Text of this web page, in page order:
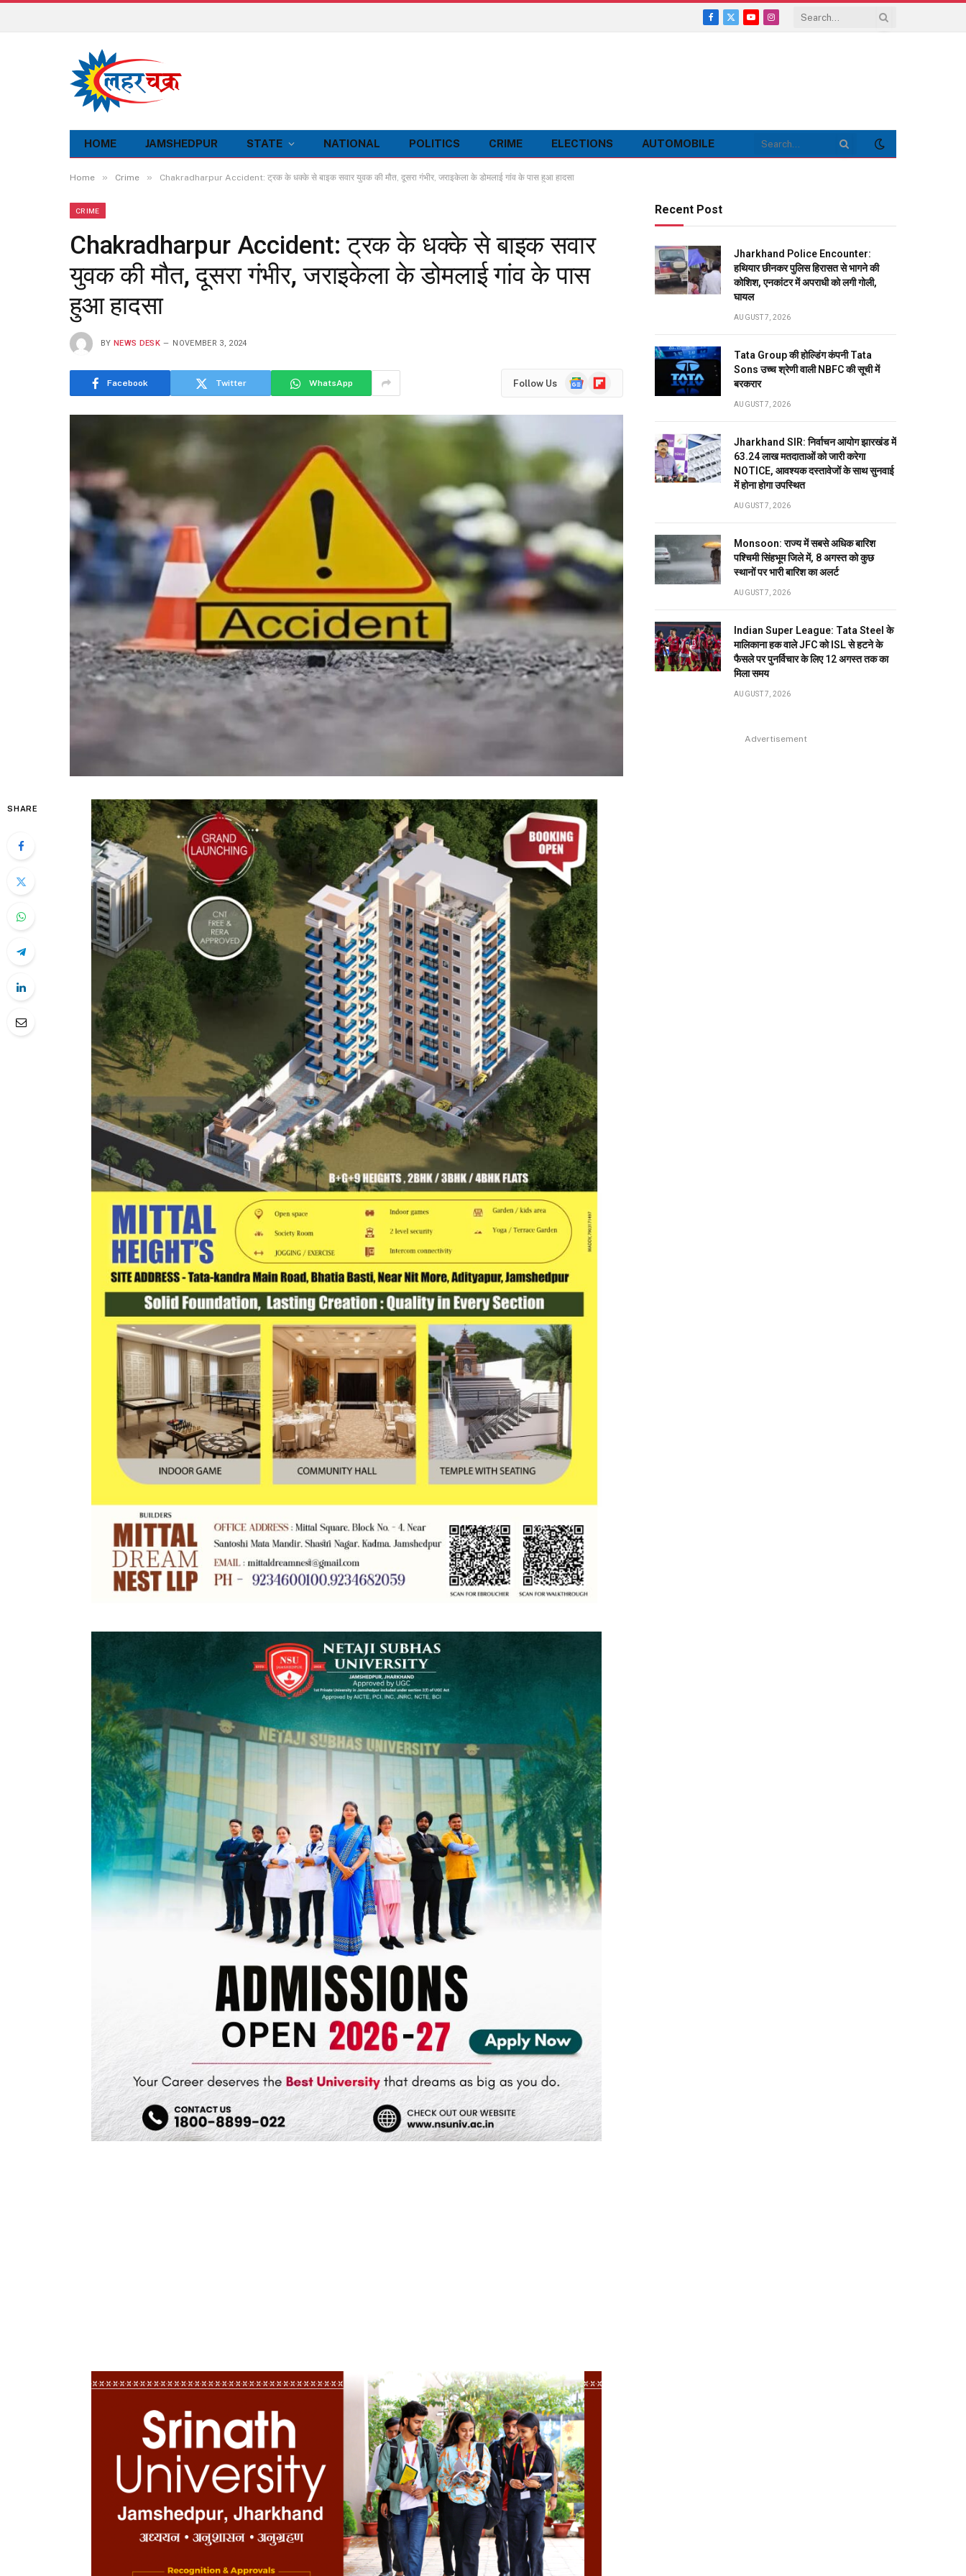
Facebook
X
YouTubeInstagram
HOME JAMSHEDPUR STATE NATIONAL POLITICS CRIME ELECTIONS AUTOMOBILE
Home » Crime » Chakradharpur Accident: ट्रक के धक्के से बाइक सवार युवक की मौत, दूसरा गंभीर, जराइकेला के डोमलाई गांव के पास हुआ हादसा
CRIME
Chakradharpur Accident: ट्रक के धक्के से बाइक सवार
युवक की मौत, दूसरा गंभीर, जराइकेला के डोमलाई गांव के पास
हुआ हादसा
BY NEWS DESK NOVEMBER 3, 2024
Facebook Twitter WhatsApp Follow Us
GoogleFlipboard
SHARE
Recent Post
Jharkhand Police Encounter:
हथियार छीनकर पुलिस हिरासत से भागने की
कोशिश, एनकांटर में अपराधी को लगी गोली,
घायल
AUGUST 7, 2026
Tata Group की होल्डिंग कंपनी Tata
Sons उच्च श्रेणी वाली NBFC की सूची में
बरकरार
AUGUST 7, 2026
Jharkhand SIR: निर्वाचन आयोग झारखंड में
63.24 लाख मतदाताओं को जारी करेगा
NOTICE, आवश्यक दस्तावेजों के साथ सुनवाई
में होना होगा उपस्थित
AUGUST 7, 2026
Monsoon: राज्य में सबसे अधिक बारिश
पश्चिमी सिंहभूम जिले में, 8 अगस्त को कुछ
स्थानों पर भारी बारिश का अलर्ट
AUGUST 7, 2026
Indian Super League: Tata Steel के
मालिकाना हक वाले JFC को ISL से हटने के
फैसले पर पुनर्विचार के लिए 12 अगस्त तक का
मिला समय
AUGUST 7, 2026
Advertisement